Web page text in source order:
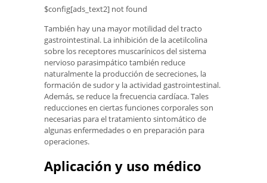
$config[ads_text2] not found
También hay una mayor motilidad del tracto
gastrointestinal. La inhibición de la acetilcolina
sobre los receptores muscarínicos del sistema
nervioso parasimpático también reduce
naturalmente la producción de secreciones, la
formación de sudor y la actividad gastrointestinal.
Además, se reduce la frecuencia cardíaca. Tales
reducciones en ciertas funciones corporales son
necesarias para el tratamiento sintomático de
algunas enfermedades o en preparación para
operaciones.
Aplicación y uso médico